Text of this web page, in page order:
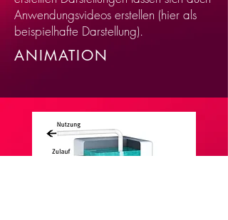
Anwendungsvideos erstellen (hier als
beispielhafte Darstellung).
ANIMATION